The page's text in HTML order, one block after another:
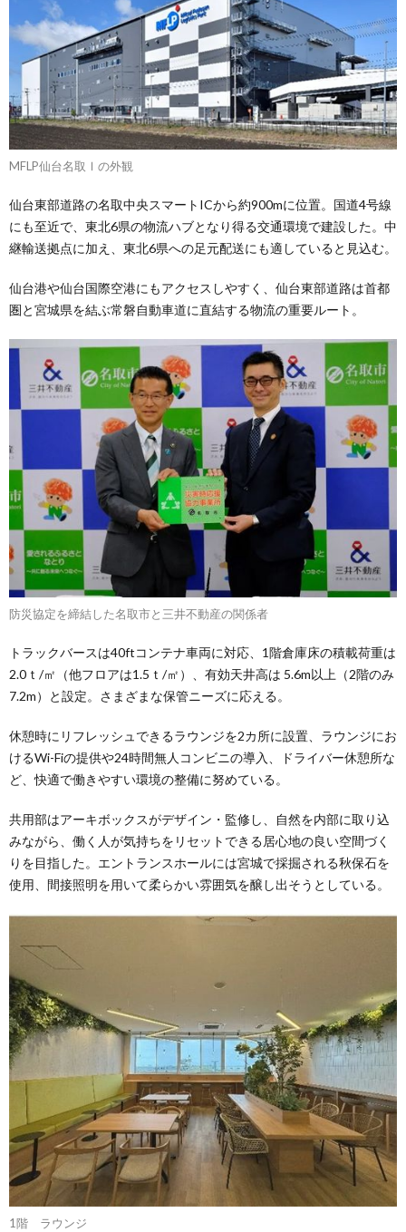
MFLP仙台名取Ⅰの外観
仙台東部道路の名取中央スマートICから約900mに位置。国道4号線
にも至近で、東北6県の物流ハブとなり得る交通環境で建設した。中
継輸送拠点に加え、東北6県への足元配送にも適していると見込む。
仙台港や仙台国際空港にもアクセスしやすく、仙台東部道路は首都
圏と宮城県を結ぶ常磐自動車道に直結する物流の重要ルート。
防災協定を締結した名取市と三井不動産の関係者
トラックバースは40ftコンテナ車両に対応、1階倉庫床の積載荷重は
2.0ｔ/㎡（他フロアは1.5ｔ/㎡）、有効天井高は 5.6m以上（2階のみ
7.2m）と設定。さまざまな保管ニーズに応える。
休憩時にリフレッシュできるラウンジを2カ所に設置、ラウンジにお
けるWi-Fiの提供や24時間無人コンビニの導入、ドライバー休憩所な
ど、快適で働きやすい環境の整備に努めている。
共用部はアーキボックスがデザイン・監修し、自然を内部に取り込
みながら、働く人が気持ちをリセットできる居心地の良い空間づく
りを目指した。エントランスホールには宮城で採掘される秋保石を
使用、間接照明を用いて柔らかい雰囲気を醸し出そうとしている。
1階 ラウンジ